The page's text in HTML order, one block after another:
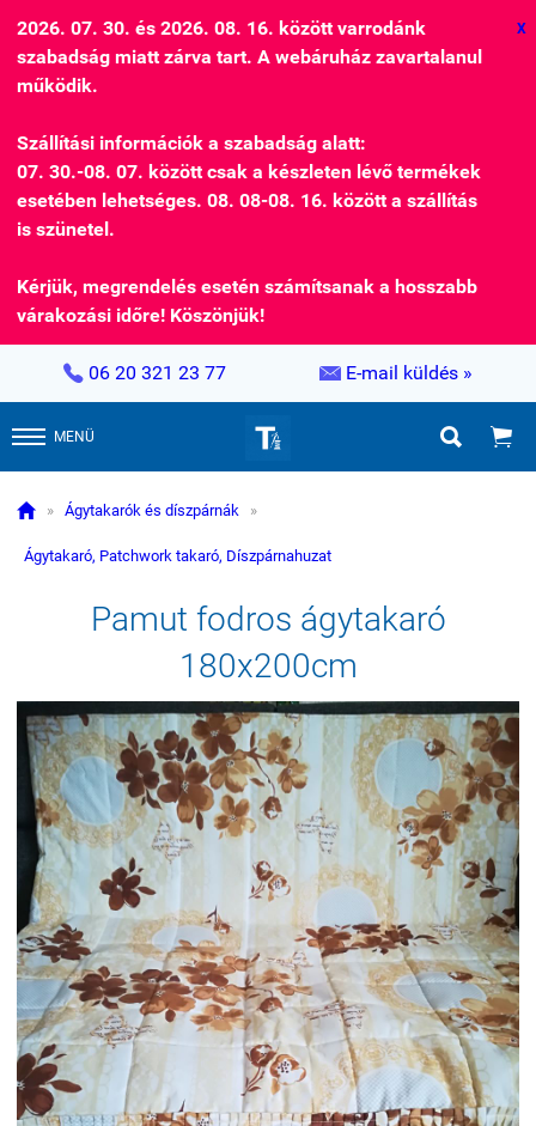
2026. 07. 30. és 2026. 08. 16. között varrodánk
szabadság miatt zárva tart. A webáruház zavartalanul
működik.
Szállítási információk a szabadság alatt:
07. 30.-08. 07. között csak a készleten lévő termékek
esetében lehetséges. 08. 08-08. 16. között a szállítás
is szünetel.
Kérjük, megrendelés esetén számítsanak a hosszabb
várakozási időre! Köszönjük!
X
 06 20 321 23 77  E-mail küldés »
MENÜ  
 » Ágytakarók és díszpárnák »
Ágytakaró, Patchwork takaró, Díszpárnahuzat
Pamut fodros ágytakaró
180x200cm